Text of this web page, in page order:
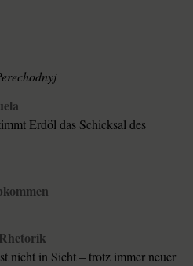
des
Abkommen
nicht in Sicht – trotz immer neuer